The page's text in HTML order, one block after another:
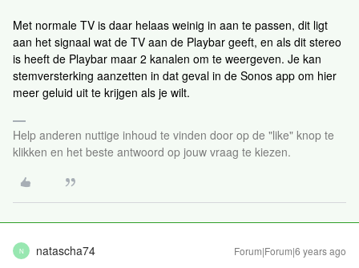
Met normale TV is daar helaas weinig in aan te passen, dit ligt
aan het signaal wat de TV aan de Playbar geeft, en als dit stereo
is heeft de Playbar maar 2 kanalen om te weergeven. Je kan
stemversterking aanzetten in dat geval in de Sonos app om hier
meer geluid uit te krijgen als je wilt.
Help anderen nuttige inhoud te vinden door op de "like" knop te
klikken en het beste antwoord op jouw vraag te kiezen.
N natascha74 Forum|Forum|6 years ago